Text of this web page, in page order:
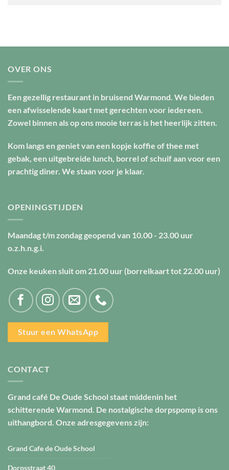
OVER ONS
Een gezellig restaurant in bruisend Warmond. We bieden
een afwisselende kaart met gerechten voor iedereen.
Zowel binnen als op ons mooie terras is het heerlijk zitten.
Kom langs en geniet van een kopje koffie of thee met
gebak, een uitgebreide lunch, borrel of schuif aan voor een
prachtig diner. We staan voor je klaar.
OPENINGSTIJDEN
Maandag t/m zondag geopend van 10.00 - 23.00 uur
o.z.h.n.g.i.
Onze keuken sluit om 21.00 uur (borrelkaart tot 22.00 uur)
Stuur een WhatsApp
CONTACT
Grand café De Oude School staat middenin het
schitterende Warmond. De nostalgische dorpspomp is ons
uithangbord. Onze adresgegevens zijn:
Grand Cafe de Oude School
Dorpsstraat 40